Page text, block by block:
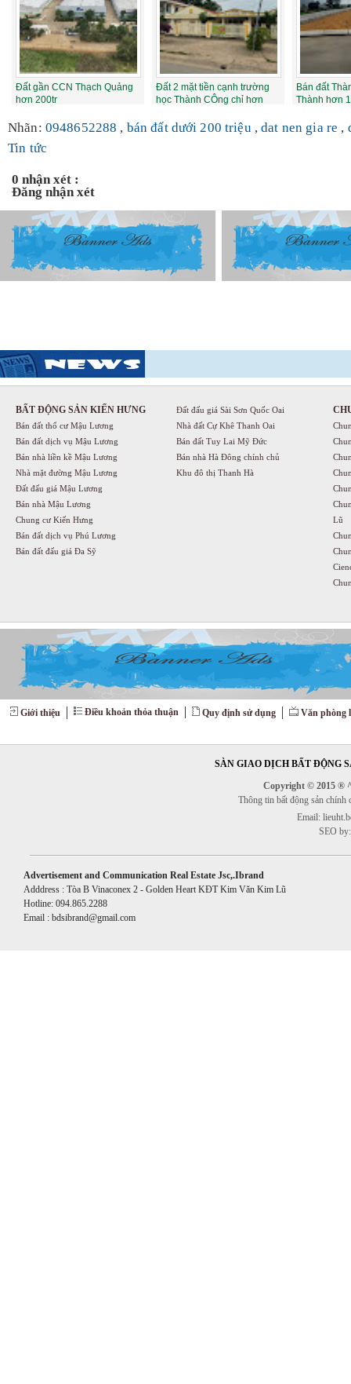
Đất gần CCN Thạch Quảng
hơn 200tr
Đất 2 mặt tiền cạnh trường
học Thành CÔng chỉ hơn
Bán đất
Thành hơn
Nhãn: 0948652288 , bán đất dưới 200 triệu ,dat nen gia re ,
Tin tức
0 nhận xét :
Đăng nhận xét
BẤT ĐỘNG SẢN KIẾN HƯNG
Bán đất thổ cư Mậu Lương
Bán đất dịch vụ Mậu Lương
Bán nhà liền kề Mậu Lương
Nhà mặt đường Mậu Lương
Đất đấu giá Mậu Lương
Bán nhà Mậu Lương
Chung cư Kiến Hưng
Bán đất dịch vụ Phú Lương
Bán đất đấu giá Đa Sỹ
Đất đấu giá Sài Sơn Quốc Oai
Nhà đất Cự Khê Thanh Oai
Bán đất Tuy Lai Mỹ Đức
Bán nhà Hà Đông chính chủ
Khu đô thị Thanh Hà
Lũ
Giới thiệu Điều khoản thỏa thuận Quy định sử dụng Văn phòng
SÀN GIAO DỊCH BẤT ĐỘNG
Copyright © 2015 ®
Thông tin bất động sản
Email:
SEO
Advertisement and Communication Real Estate Jsc,.Ibrand
Adddress : Tòa B Vinaconex 2 - Golden Heart KĐT Kim Văn Kim Lũ
Hotline: 094.865.2288
Email : bdsibrand@gmail.com